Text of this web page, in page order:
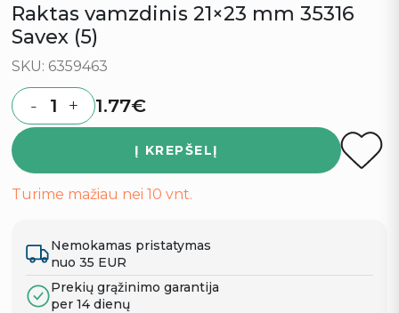
Raktas vamzdinis 21×23 mm 35316
Savex (5)
SKU: 6359463
Quantity
- + 1.77€
Į KREPŠELĮ
Turime mažiau nei 10 vnt.
Nemokamas pristatymas
nuo 35 EUR
Prekių grąžinimo garantija
per 14 dienų